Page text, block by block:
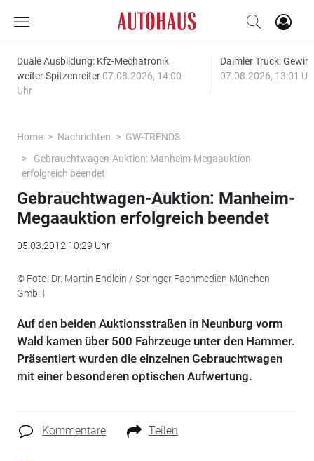
Duale Ausbildung: Kfz-Mechatronik
weiter Spitzenreiter 07.08.2026, 14:00
Uhr
Daimler Truck:
07.08.2026, 13:01
Home Nachrichten
GW-TRENDS
Gebrauchtwagen-Auktion: Manheim-Megaauktion
erfolgreich beendet
Gebrauchtwagen-Auktion: Manheim-
Megaauktion erfolgreich beendet
05.03.2012 10:29 Uhr
© Foto: Dr. Martin Endlein / Springer Fachmedien München
GmbH
Auf den beiden Auktionsstraßen in Neunburg vorm
Wald kamen über 500 Fahrzeuge unter den Hammer.
Präsentiert wurden die einzelnen Gebrauchtwagen
mit einer besonderen optischen Aufwertung.
Kommentare Teilen